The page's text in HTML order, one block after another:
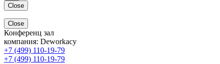
Close
Close
Конференц зал
компания: Deworkacy
+7 (499) 110-19-79
+7 (499) 110-19-79